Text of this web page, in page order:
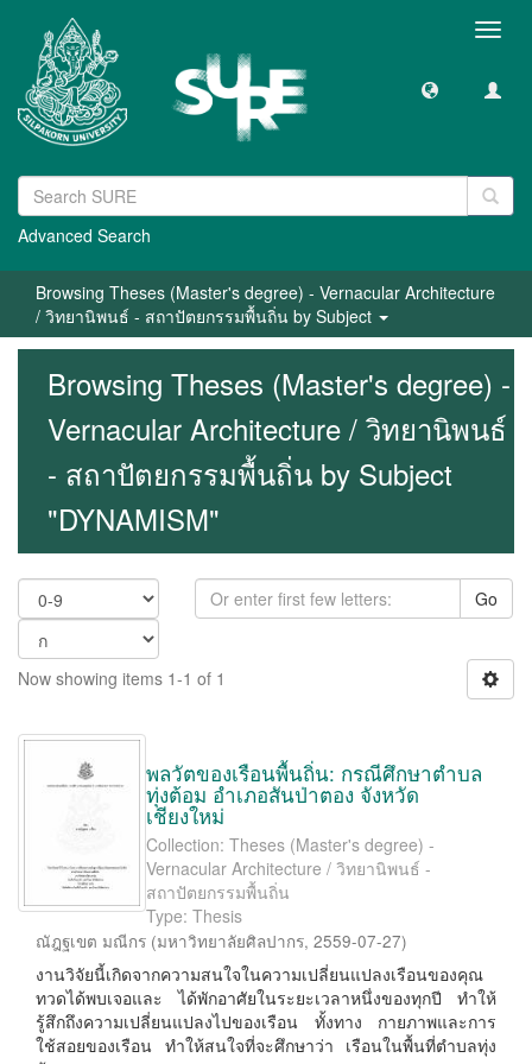
Advanced Search
Browsing Theses (Master's degree) - Vernacular Architecture
/ วิทยานิพนธ์ - สถาปัตยกรรมพื้นถิ่น by Subject
Browsing Theses (Master's degree) -
Vernacular Architecture / วิทยานิพนธ์
- สถาปัตยกรรมพื้นถิ่น by Subject
"DYNAMISM"
Go
Now showing items 1-1 of 1
พลวัตของเรือนพื้นถิ่น: กรณีศึกษาตำบล
ทุ่งต้อม อำเภอสันป่าตอง จังหวัด
เชียงใหม่
Collection: Theses (Master's degree) -
Vernacular Architecture / วิทยานิพนธ์ -
สถาปัตยกรรมพื้นถิ่น
Type: Thesis
ณัฎฐเขต มณีกร (มหาวิทยาลัยศิลปากร, 2559-07-27)
งานวิจัยนี้เกิดจากความสนใจในความเปลี่ยนแปลงเรือนของคุณ
ทวดได้พบเจอและ ได้พักอาศัยในระยะเวลาหนึ่งของทุกปี ทำให้
รู้สึกถึงความเปลี่ยนแปลงไปของเรือน ทั้งทาง กายภาพและการ
ใช้สอยของเรือน ทำให้สนใจที่จะศึกษาว่า เรือนในพื้นที่ตำบลทุ่ง